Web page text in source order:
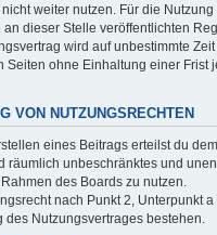
weiter nutzen. Für die
an dieser Stelle veröffentlichten
wird auf unbestimmte
Seiten ohne Einhaltung einer Frist
VON NUTZUNGSRECHTEN
eines Beitrags erteilst du
räumlich unbeschränktes und
des Boards zu nutzen.
nach Punkt 2, Unterpunkt
des Nutzungsvertrages bestehen.